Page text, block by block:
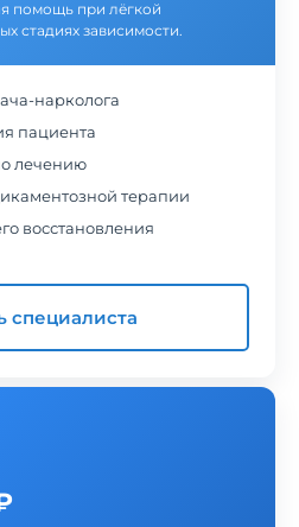
помощь при лёгкой
стадиях зависимости.
нарколога
пациента
лечению
терапии
восстановления
специалиста